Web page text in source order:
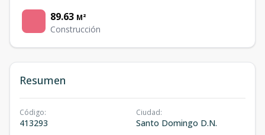
89.63 M²
Construcción
Resumen
Código:
413293
Ciudad:
Santo Domingo D.N.